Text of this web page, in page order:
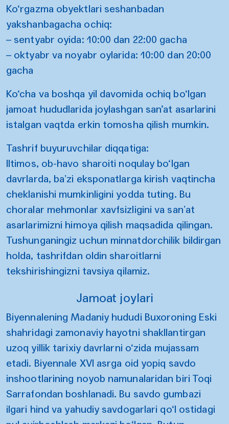
Ko‘rgazma obyektlari seshanbadan
yakshanbagacha ochiq:
– sentyabr oyida: 10:00 dan 22:00 gacha
– oktyabr va noyabr oylarida: 10:00 dan 20:00
gacha
Ko‘cha va boshqa yil davomida ochiq bo‘lgan
jamoat hududlarida joylashgan san’at asarlarini
istalgan vaqtda erkin tomosha qilish mumkin.
Tashrif buyuruvchilar diqqatiga:
Iltimos, ob-havo sharoiti noqulay bo‘lgan
davrlarda, baʼzi eksponatlarga kirish vaqtincha
cheklanishi mumkinligini yodda tuting. Bu
choralar mehmonlar xavfsizligini va sanʼat
asarlarimizni himoya qilish maqsadida qilingan.
Tushunganingiz uchun minnatdorchilik bildirgan
holda, tashrifdan oldin sharoitlarni
tekshirishingizni tavsiya qilamiz.
Jamoat joylari
Biyennalening Madaniy hududi Buxoroning Eski
shahridagi zamonaviy hayotni shakllantirgan
uzoq yillik tarixiy davrlarni o‘zida mujassam
etadi. Biyennale XVI asrga oid yopiq savdo
inshootlarining noyob namunalaridan biri Toqi
Sarrafondan boshlanadi. Bu savdo gumbazi
ilgari hind va yahudiy savdogarlari qo‘l ostidagi